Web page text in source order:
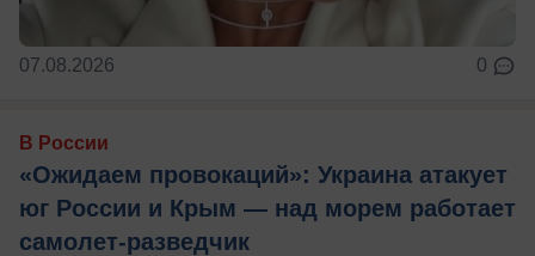
07.08.2026 0
В России
«Ожидаем провокаций»: Украина атакует
юг России и Крым — над морем работает
самолет-разведчик